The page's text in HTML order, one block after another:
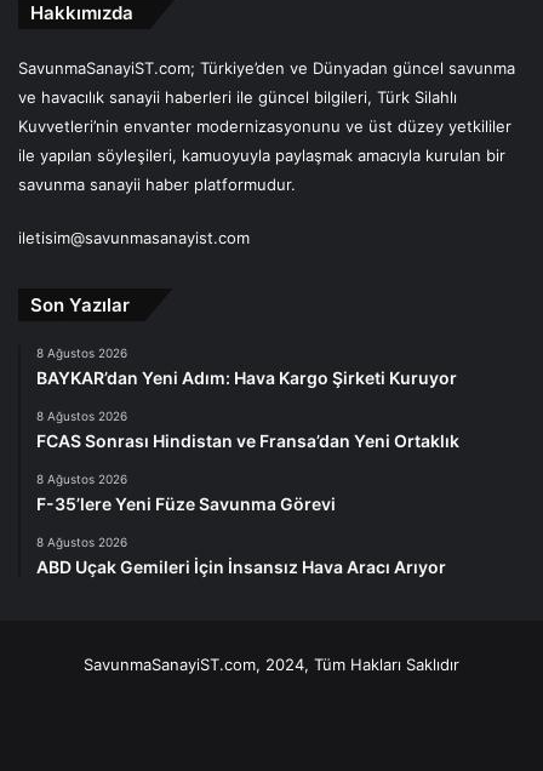
Hakkımızda
SavunmaSanayiST.com; Türkiye’den ve Dünyadan güncel savunma
ve havacılık sanayii haberleri ile güncel bilgileri, Türk Silahlı
Kuvvetleri’nin envanter modernizasyonunu ve üst düzey yetkililer
ile yapılan söyleşileri, kamuoyuyla paylaşmak amacıyla kurulan bir
savunma sanayii haber platformudur.
iletisim@savunmasanayist.com
Son Yazılar
8 Ağustos 2026
BAYKAR’dan Yeni Adım: Hava Kargo Şirketi Kuruyor
8 Ağustos 2026
FCAS Sonrası Hindistan ve Fransa’dan Yeni Ortaklık
8 Ağustos 2026
F-35’lere Yeni Füze Savunma Görevi
8 Ağustos 2026
ABD Uçak Gemileri İçin İnsansız Hava Aracı Arıyor
SavunmaSanayiST.com, 2024, Tüm Hakları Saklıdır